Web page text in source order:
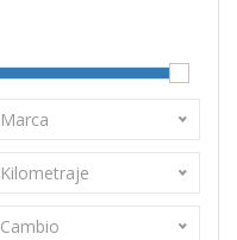
Marca
Kilometraje
Cambio